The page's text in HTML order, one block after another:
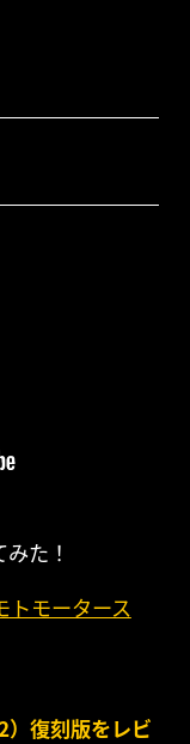
た！
トモータース
復刻版をレビ